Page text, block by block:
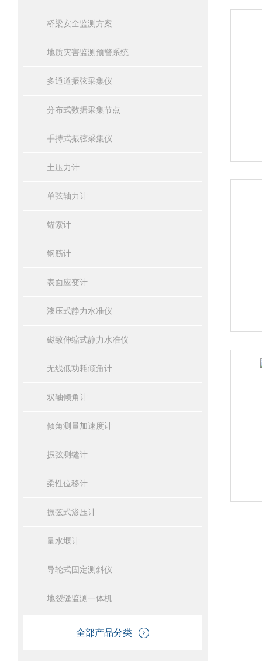
桥梁安全监测方案
地质灾害监测预警系统
多通道振弦采集仪
分布式数据采集节点
⼿持式振弦采集仪
土压力计
单弦轴力计
锚索计
钢筋计
表面应变计
液压式静力水准仪
磁致伸缩式静力水准仪
无线低功耗倾角计
双轴倾角计
倾角测量加速度计
振弦测缝计
柔性位移计
振弦式渗压计
量水堰计
导轮式固定测斜仪
地裂缝监测一体机
全部产品分类